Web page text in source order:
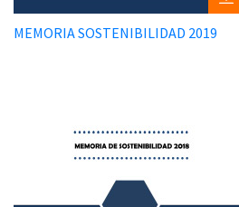
MEMORIA SOSTENIBILIDAD 2019